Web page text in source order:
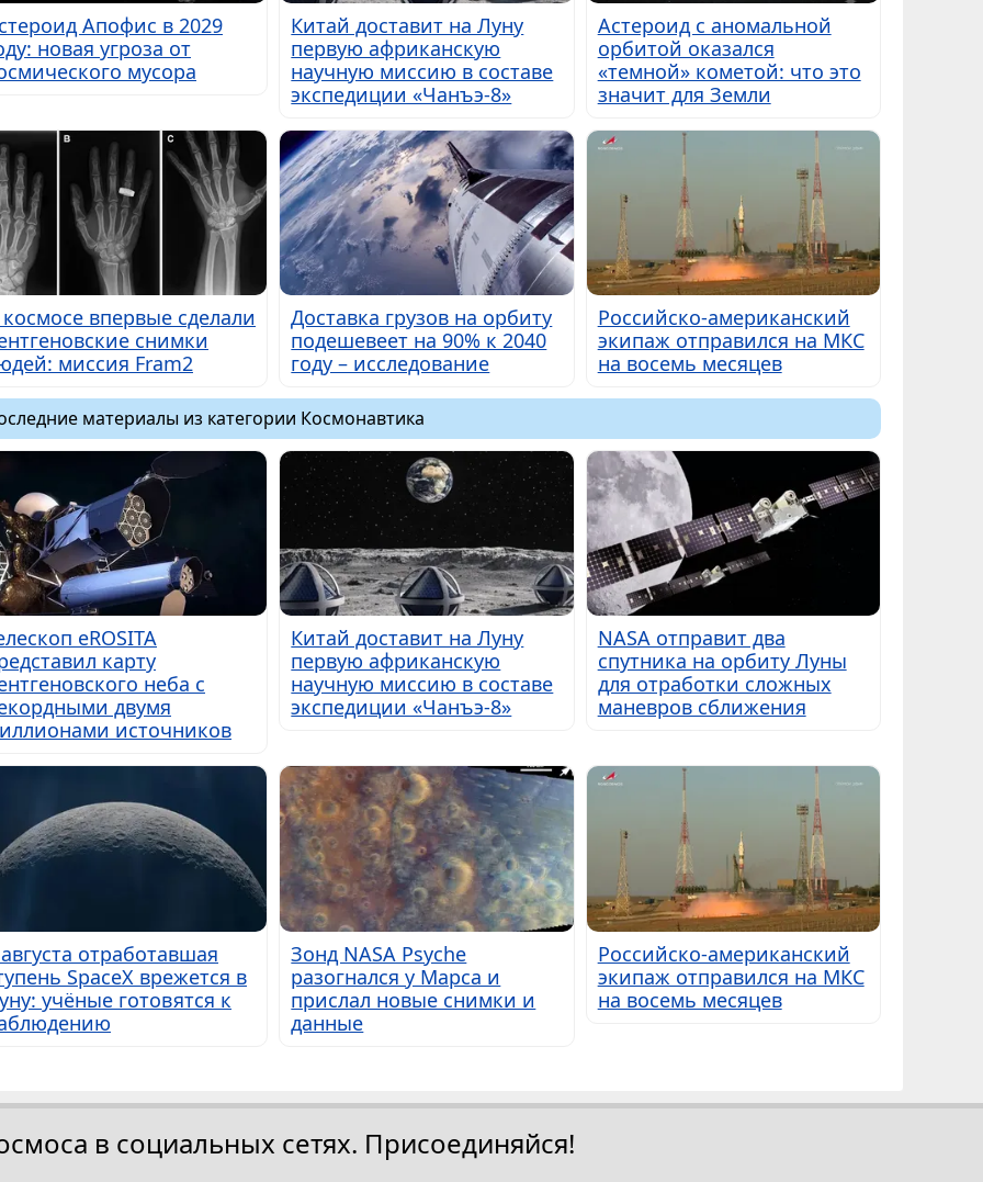
Апофис в 2029
новая угроза от
мусора
Китай доставит на Луну
первую африканскую
научную миссию в составе
экспедиции «Чанъэ-8»
Астероид с аномальной
орбитой оказался
«темной» кометой: что это
значит для Земли
впервые сделали
снимки
миссия Fram2
Доставка грузов на орбиту
подешевеет на 90% к 2040
году – исследование
Российско-американский
экипаж отправился на МКС
на восемь месяцев
материалы из категории Космонавтика
eROSITA
карту
неба с
двумя
источников
Китай доставит на Луну
первую африканскую
научную миссию в составе
экспедиции «Чанъэ-8»
NASA отправит два
спутника на орбиту Луны
для отработки сложных
маневров сближения
отработавшая
SpaceX врежется в
учёные готовятся к
Зонд NASA Psyche
разогнался у Марса и
прислал новые снимки и
данные
Российско-американский
экипаж отправился на МКС
на восемь месяцев
в социальных сетях. Присоединяйся!